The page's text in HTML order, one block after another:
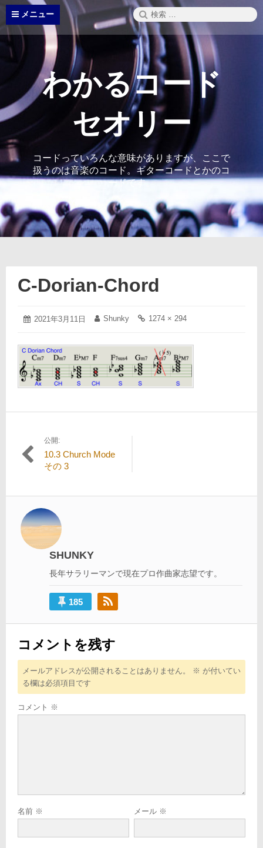
コ
テ
ン
ッ
プ
メニュー
検
索:
わかるコード
セオリー
コードっていろんな意味がありますが、ここで
扱うのは音楽のコード。ギターコードとかのコ
ードです。
C-Dorian-Chord
投
2021年3月11日
2021
月
11
日
投
Shunky
フ
イ
ズ
の
1274 × 294
投
稿
ビ
ゲ
ー
シ
公開:
10.3 Church Mode
その 3
SHUNKY
長年サラリーマンで現在プロ作曲家志望です。
185
コメントを残す
メールアドレスが公開されることはありません。 ※ が付いてい
る欄は必須項目です
コメント ※
名前 ※ メール ※